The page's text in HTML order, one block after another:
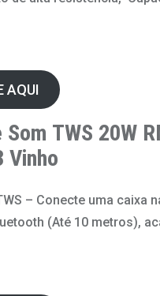
AQUI
Som TWS 20W
Vinho
– Conecte uma caixa
(Até 10 metros),